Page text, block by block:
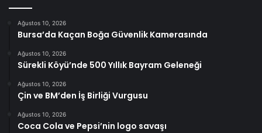
Ağustos 10, 2026
Bursa’da Kaçan Boğa Güvenlik Kamerasında
Ağustos 10, 2026
Sürekli Köyü’nde 500 Yıllık Bayram Geleneği
Ağustos 10, 2026
Çin ve BM’den İş Birliği Vurgusu
Ağustos 10, 2026
Coca Cola ve Pepsi’nin logo savaşı